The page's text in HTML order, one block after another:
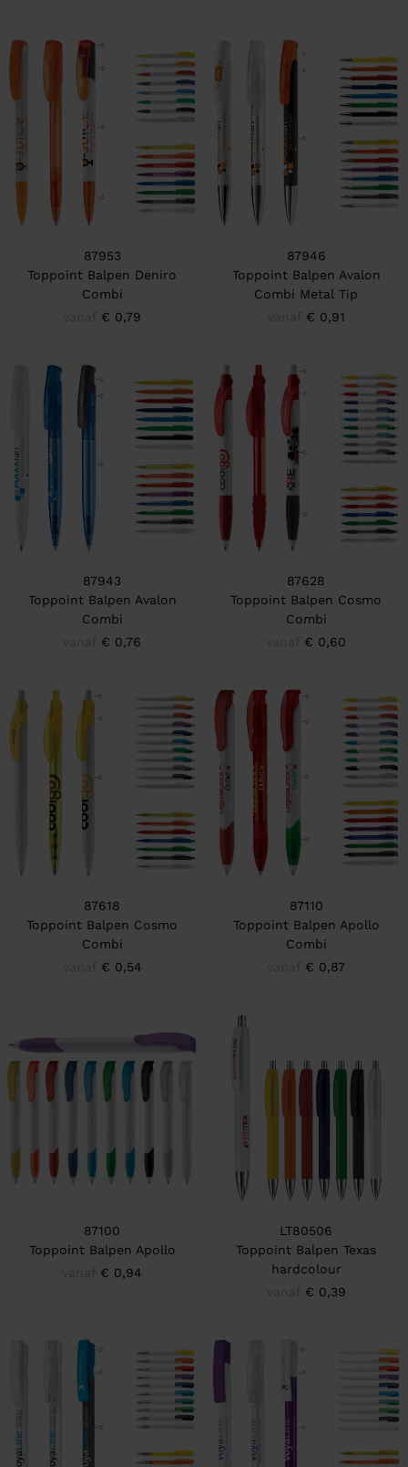
87953
Toppoint Balpen Deniro
Combi
€ 0,79
87946
Toppoint Balpen Avalon
Combi Metal Tip
€ 0,91
87943
Toppoint Balpen Avalon
Combi
€ 0,76
87628
Toppoint Balpen Cosmo
Combi
€ 0,60
87618
Toppoint Balpen Cosmo
Combi
€ 0,54
87110
Toppoint Balpen Apollo
Combi
€ 0,87
87100
Toppoint Balpen Apollo
€ 0,94
LT80506
Toppoint Balpen Texas
hardcolour
€ 0,39